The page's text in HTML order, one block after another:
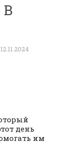
12.11.2024
день
им